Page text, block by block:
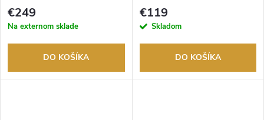
tovaru. Autorizovaný predajca.
€249
Na externom sklade
DO KOŠÍKA
tovaru. Autorizovaný predajca.
€119
Skladom
DO KOŠÍKA